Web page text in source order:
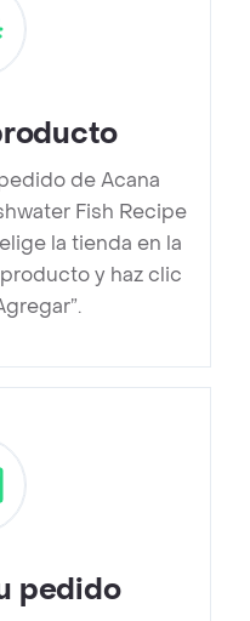
de Acana
Fish Recipe
la tienda en la
y haz clic
pedido